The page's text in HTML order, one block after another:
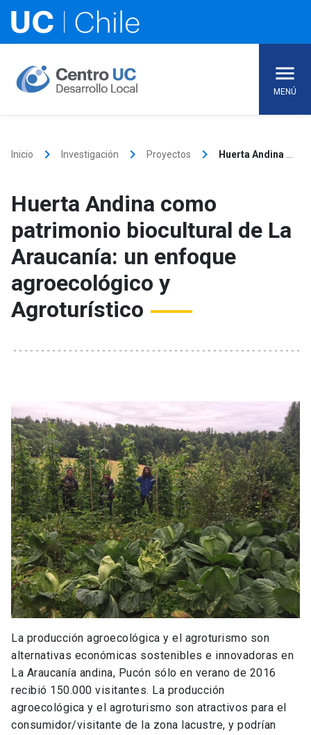
content
MENÚ
Inicio keyboard_arrow_right Investigación keyboard_arrow_right Proyectos keyboard_arrow_right
Huerta Andina como
patrimonio biocultural de La
Araucanía: un enfoque
agroecológico y
Agroturístico
La producción agroecológica y el agroturismo son
alternativas económicas sostenibles e innovadoras en
La Araucanía andina, Pucón sólo en verano de 2016
recibió 150.000 visitantes. La producción
agroecológica y el agroturismo son atractivos para el
consumidor/visitante de la zona lacustre, y podrían